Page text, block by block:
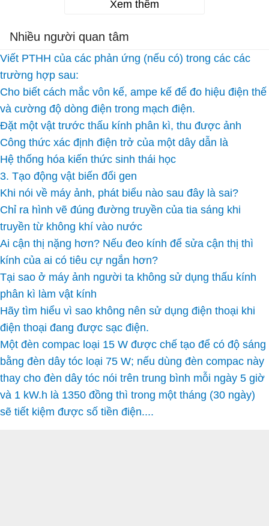
Xem thêm
Nhiều người quan tâm
Viết PTHH của các phản ứng (nếu có) trong các các
trường hợp sau:
Cho biết cách mắc vôn kế, ampe kế để đo hiệu điện thế
và cường độ dòng điện trong mạch điện.
Đặt một vật trước thấu kính phân kì, thu được ảnh
Công thức xác định điện trở của một dây dẫn là
Hệ thống hóa kiến thức sinh thái học
3. Tạo động vật biến đổi gen
Khi nói về máy ảnh, phát biểu nào sau đây là sai?
Chỉ ra hình vẽ đúng đường truyền của tia sáng khi
truyền từ không khí vào nước
Ai cận thị nặng hơn? Nếu đeo kính để sửa cận thị thì
kính của ai có tiêu cự ngắn hơn?
Tại sao ở máy ảnh người ta không sử dụng thấu kính
phân kì làm vật kính
Hãy tìm hiểu vì sao không nên sử dụng điện thoại khi
điện thoại đang được sạc điện.
Một đèn compac loại 15 W được chế tạo để có độ sáng
bằng đèn dây tóc loại 75 W; nếu dùng đèn compac này
thay cho đèn dây tóc nói trên trung bình mỗi ngày 5 giờ
và 1 kW.h là 1350 đồng thì trong một tháng (30 ngày)
sẽ tiết kiệm được số tiền điện....